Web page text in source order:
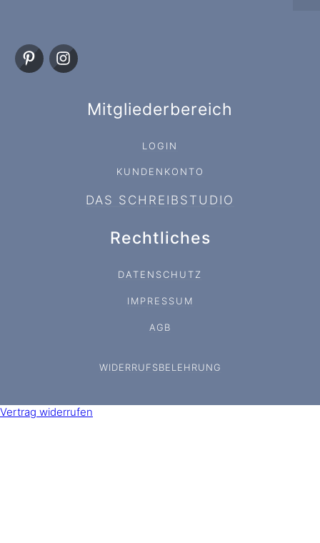
Mitgliederbereich
LOGIN
KUNDENKONTO
DAS SCHREIBSTUDIO
Rechtliches
DATENSCHUTZ
IMPRESSUM
AGB
WIDERRUFSBELEHRUNG
Vertrag widerrufen